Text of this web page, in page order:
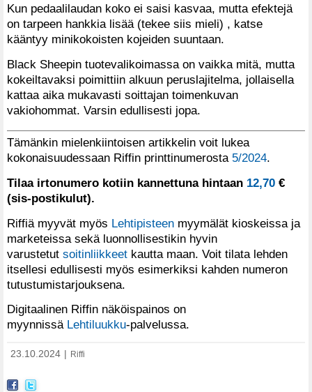
Kun pedaalilaudan koko ei saisi kasvaa, mutta efektejä
on tarpeen hankkia lisää (tekee siis mieli) , katse
kääntyy minikokoisten kojeiden suuntaan.
Black Sheepin tuotevalikoimassa on vaikka mitä, mutta
kokeiltavaksi poimittiin alkuun peruslajitelma, jollaisella
kattaa aika mukavasti soittajan toimenkuvan
vakiohommat. Varsin edullisesti jopa.
Tämänkin mielenkiintoisen artikkelin voit lukea
kokonaisuudessaan Riffin printtinumerosta 5/2024.
Tilaa irtonumero kotiin kannettuna hintaan 12,70 €
(sis-postikulut).
Riffiä myyvät myös Lehtipisteen myymälät kioskeissa ja
marketeissa sekä luonnollisestikin hyvin
varustetut soitinliikkeet kautta maan. Voit tilata lehden
itsellesi edullisesti myös esimerkiksi kahden numeron
tutustumistarjouksena.
Digitaalinen Riffin näköispainos on
myynnissä Lehtiluukku-palvelussa.
23.10.2024 Riffi